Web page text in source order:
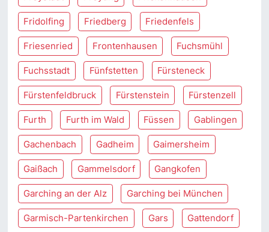
Fridolfing Friedberg Friedenfels
Friesenried Frontenhausen Fuchsmühl
Fuchsstadt Fünfstetten Fürsteneck
Fürstenfeldbruck Fürstenstein Fürstenzell
Furth Furth im Wald Füssen Gablingen
Gachenbach Gadheim Gaimersheim
Gaißach Gammelsdorf Gangkofen
Garching an der Alz Garching bei München
Garmisch-Partenkirchen Gars Gattendorf